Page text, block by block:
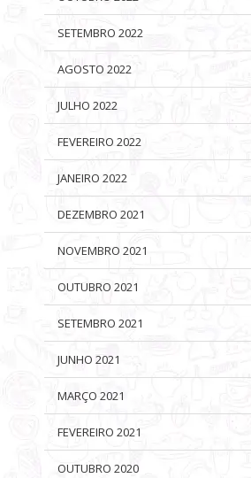
SETEMBRO 2022
AGOSTO 2022
JULHO 2022
FEVEREIRO 2022
JANEIRO 2022
DEZEMBRO 2021
NOVEMBRO 2021
OUTUBRO 2021
SETEMBRO 2021
JUNHO 2021
MARÇO 2021
FEVEREIRO 2021
OUTUBRO 2020